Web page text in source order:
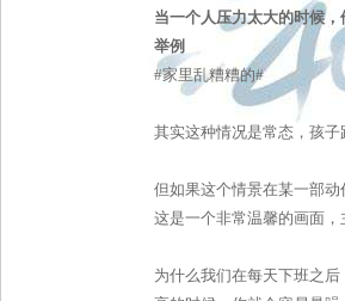
当一个人压力太大的时候
举例
#家里乱糟糟的#
其实这种情况是常态，孩
但如果这个情景在某一部
这是一个非常温馨的画面
为什么我们在每天下班之